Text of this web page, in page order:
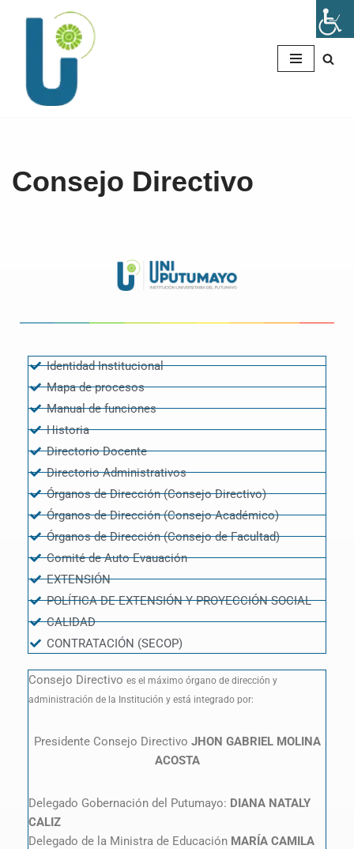
contenido
Consejo Directivo
Identidad Institucional
Mapa de procesos
Manual de funciones
Historia
Directorio Docente
Directorio Administrativos
Órganos de Dirección (Consejo Directivo)
Órganos de Dirección (Consejo Académico)
Órganos de Dirección (Consejo de Facultad)
Comité de Auto Evauación
EXTENSIÓN
POLÍTICA DE EXTENSIÓN Y PROYECCIÓN SOCIAL
CALIDAD
CONTRATACIÓN (SECOP)
Consejo Directivo es el máximo órgano de dirección y
administración de la Institución y está integrado por:
Presidente Consejo Directivo JHON GABRIEL MOLINA
ACOSTA
Delegado Gobernación del Putumayo: DIANA NATALY
CALIZ
Delegado de la Ministra de Educación MARÍA CAMILA